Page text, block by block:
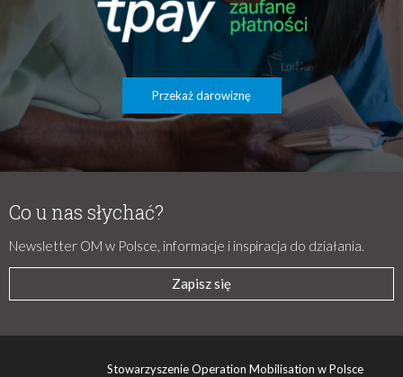
Przekaż darowiznę
Co u nas słychać?
Newsletter OM w Polsce, informacje i inspiracja do działania.
Zapisz się
Stowarzyszenie Operation Mobilisation w Polsce